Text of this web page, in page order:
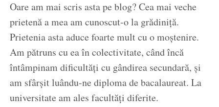
Oare am mai scris asta pe blog? Cea mai veche
prietenă a mea am cunoscut-o la grădiniță.
Prietenia asta aduce foarte mult cu o moștenire.
Am pătruns cu ea în colectivitate, când încă
întâmpinam dificultăți cu gândirea secundară, și
am sfârșit luându-ne diploma de bacalaureat. La
universitate am ales facultăți diferite.